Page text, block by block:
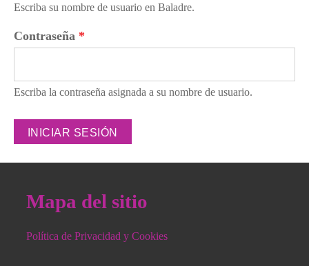
Escriba su nombre de usuario en Baladre.
Contraseña *
Escriba la contraseña asignada a su nombre de usuario.
Mapa del sitio
Política de Privacidad y Cookies